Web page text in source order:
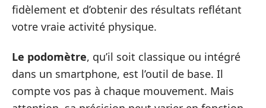
fidèlement et d’obtenir des résultats reflétant
votre vraie activité physique.
Le podomètre, qu’il soit classique ou intégré
dans un smartphone, est l’outil de base. Il
compte vos pas à chaque mouvement. Mais